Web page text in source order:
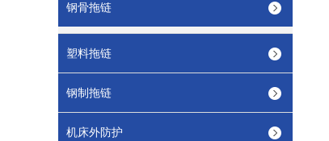
钢骨拖链
塑料拖链
钢制拖链
机床外防护